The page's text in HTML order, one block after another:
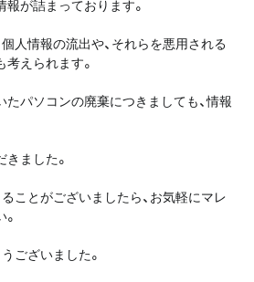
が詰まっております。
人情報の流出や、それらを悪用される
えられます。
パソコンの廃棄につきましても、情報
ました。
ことがございましたら、お気軽にマレ
ございました。